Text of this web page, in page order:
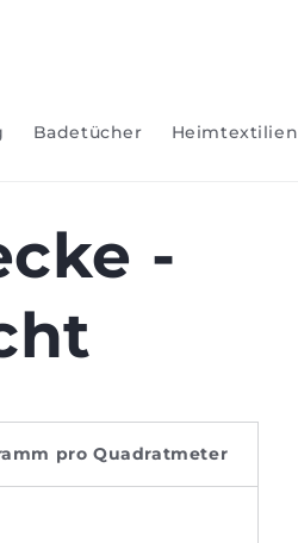
Badetücher Heimtextilien
-
pro Quadratmeter